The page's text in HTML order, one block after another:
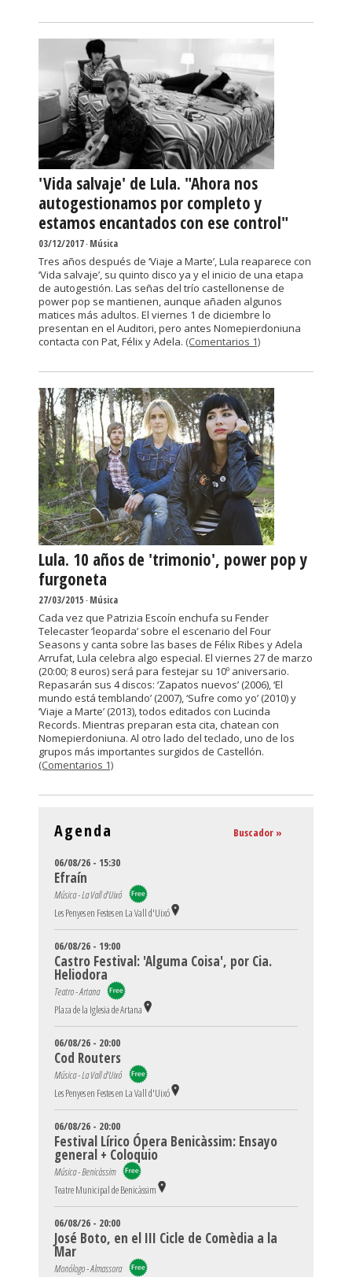
'Vida salvaje' de Lula. "Ahora nos
autogestionamos por completo y
estamos encantados con ese control"
03/12/2017-Música
Tres años después de ‘Viaje a Marte’, Lula reaparece con
‘Vida salvaje’, su quinto disco ya y el inicio de una etapa
de autogestión. Las señas del trío castellonense de
power pop se mantienen, aunque añaden algunos
matices más adultos. El viernes 1 de diciembre lo
presentan en el Auditori, pero antes Nomepierdoniuna
contacta con Pat, Félix y Adela. (Comentarios 1)
Lula. 10 años de 'trimonio', power pop y
furgoneta
27/03/2015-Música
Cada vez que Patrizia Escoín enchufa su Fender
Telecaster ‘leoparda’ sobre el escenario del Four
Seasons y canta sobre las bases de Félix Ribes y Adela
Arrufat, Lula celebra algo especial. El viernes 27 de marzo
(20:00; 8 euros) será para festejar su 10º aniversario.
Repasarán sus 4 discos: ‘Zapatos nuevos’ (2006), ‘El
mundo está temblando’ (2007), ‘Sufre como yo’ (2010) y
‘Viaje a Marte’ (2013), todos editados con Lucinda
Records. Mientras preparan esta cita, chatean con
Nomepierdoniuna. Al otro lado del teclado, uno de los
grupos más importantes surgidos de Castellón.
(Comentarios 1)
Agenda Buscador »
06/08/26 - 15:30
Efraín
Música - La Vall d'Uixó
Les Penyes en Festes en La Vall d'Uixó
06/08/26 - 19:00
Castro Festival: 'Alguma Coisa', por Cia.
Heliodora
Teatro - Artana
Plaza de la Iglesia de Artana
06/08/26 - 20:00
Cod Routers
Música - La Vall d'Uixó
Les Penyes en Festes en La Vall d'Uixó
06/08/26 - 20:00
Festival Lírico Ópera Benicàssim: Ensayo
general + Coloquio
Música - Benicàssim
Teatre Municipal de Benicàssim
06/08/26 - 20:00
José Boto, en el III Cicle de Comèdia a la
Mar
Monólogo - Almassora